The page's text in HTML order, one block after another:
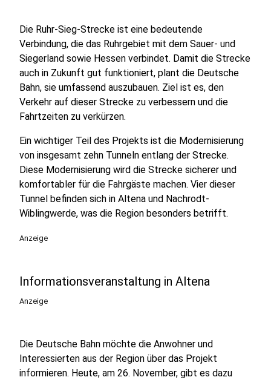
Die Ruhr-Sieg-Strecke ist eine bedeutende
Verbindung, die das Ruhrgebiet mit dem Sauer- und
Siegerland sowie Hessen verbindet. Damit die Strecke
auch in Zukunft gut funktioniert, plant die Deutsche
Bahn, sie umfassend auszubauen. Ziel ist es, den
Verkehr auf dieser Strecke zu verbessern und die
Fahrtzeiten zu verkürzen.
Ein wichtiger Teil des Projekts ist die Modernisierung
von insgesamt zehn Tunneln entlang der Strecke.
Diese Modernisierung wird die Strecke sicherer und
komfortabler für die Fahrgäste machen. Vier dieser
Tunnel befinden sich in Altena und Nachrodt-
Wiblingwerde, was die Region besonders betrifft.
Anzeige
Informationsveranstaltung in Altena
Anzeige
Die Deutsche Bahn möchte die Anwohner und
Interessierten aus der Region über das Projekt
informieren. Heute, am 26. November, gibt es dazu